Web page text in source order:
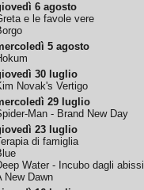
6 agosto
e le favole vere
5 agosto
30 luglio
Novak's Vertigo
29 luglio
Man - Brand New Day
23 luglio
di famiglia
Water - Incubo dagli abissi
New Dawn